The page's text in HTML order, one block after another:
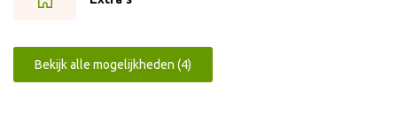
TV, koffie-/theefaciliteiten, balkon of patio en badkamer
Bekijk alle mogelijkheden (4)